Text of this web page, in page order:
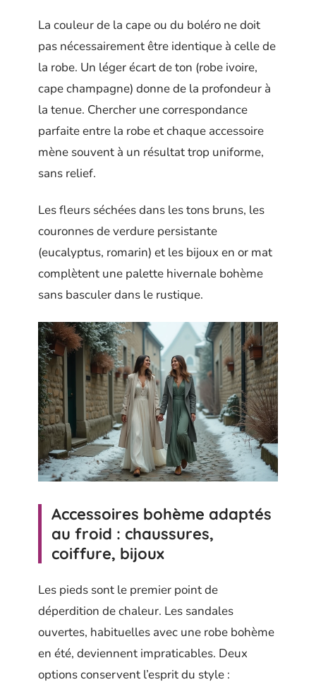
La couleur de la cape ou du boléro ne doit
pas nécessairement être identique à celle de
la robe. Un léger écart de ton (robe ivoire,
cape champagne) donne de la profondeur à
la tenue. Chercher une correspondance
parfaite entre la robe et chaque accessoire
mène souvent à un résultat trop uniforme,
sans relief.
Les fleurs séchées dans les tons bruns, les
couronnes de verdure persistante
(eucalyptus, romarin) et les bijoux en or mat
complètent une palette hivernale bohème
sans basculer dans le rustique.
Accessoires bohème adaptés
au froid : chaussures,
coiffure, bijoux
Les pieds sont le premier point de
déperdition de chaleur. Les sandales
ouvertes, habituelles avec une robe bohème
en été, deviennent impraticables. Deux
options conservent l’esprit du style :